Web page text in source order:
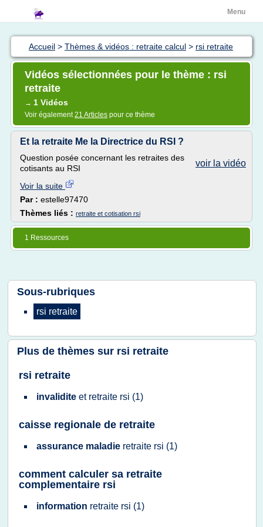
Menu
Accueil > Thèmes & vidéos : retraite calcul > rsi retraite
Vidéos sélectionnées pour le thème : rsi
retraite
→ 1 Vidéos
Voir également21 Articles pour ce thème
Et la retraite Me la Directrice du RSI ?
voir la vidéo
Question posée concernant les retraites des
cotisants au RSI
Voir la suite
Par : estelle97470
Thèmes liés : retraite et cotisation rsi
1 Ressources
Sous-rubriques
rsi retraite
Plus de thèmes sur rsi retraite
rsi retraite
invalidite et retraite rsi (1)
caisse regionale de retraite
assurance maladie retraite rsi (1)
comment calculer sa retraite
complementaire rsi
information retraite rsi (1)